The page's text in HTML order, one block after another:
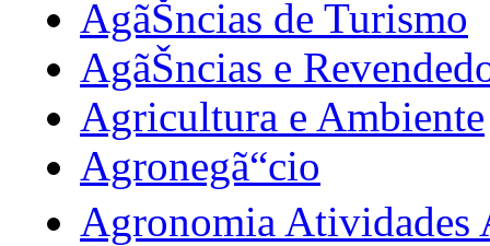
AgãŠncias de Turismo
AgãŠncias e
Agricultura e Ambiente
Agronegã“cio
Agronomia Atividades